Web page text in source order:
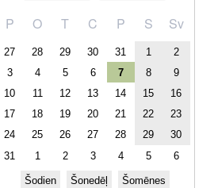
P
O T C P S Sv
27 28 29 30 31 1
2
3
4 5 6 7 8
9
10
11 12 13 14 15
16
17
18 19 20 21 22
23
24
25 26 27 28 29
30
31
1 2 3 4 5 6
Šodien Šonedēļ Šomēnes